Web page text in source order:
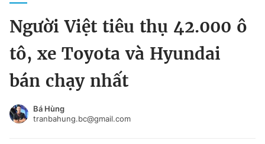
Chuyên mục
Chuyên mục khác
Chào ngày mới
Đổi mật khẩu
Tin đã lưu
Tin đã xem
Đăng xuất
Người Việt tiêu thụ 42.000 ô
tô, xe Toyota và Hyundai
bán chạy nhất
Bá Hùng
tranbahung.bc@gmail.com